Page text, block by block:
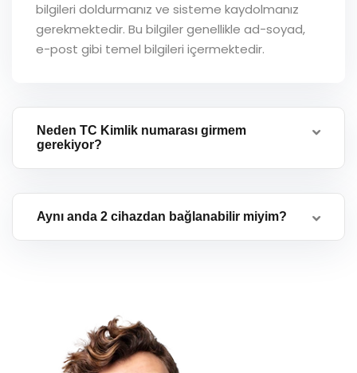
bilgileri doldurmanız ve sisteme kaydolmanız
gerekmektedir. Bu bilgiler genellikle ad-soyad,
e-post gibi temel bilgileri içermektedir.
Neden TC Kimlik numarası girmem
gerekiyor?
Aynı anda 2 cihazdan bağlanabilir miyim?